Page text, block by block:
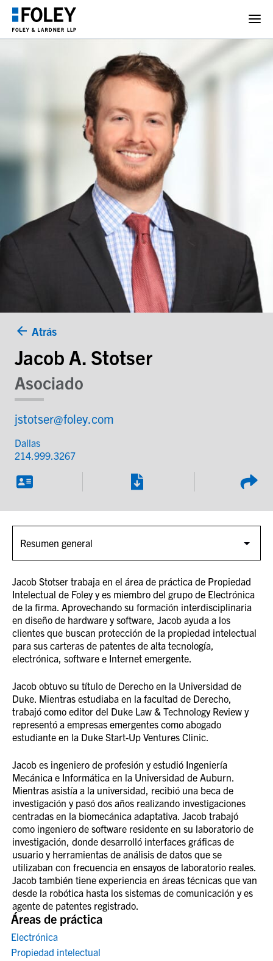
Atrás
Jacob A. Stotser
Asociado
jstotser@foley.com
Dallas
214.999.3267
Áreas de práctica
Electrónica
Propiedad intelectual
Jacob Stotser trabaja en el área de práctica de Propiedad
Intelectual de Foley y es miembro del grupo de Electrónica
de la firma. Aprovechando su formación interdisciplinaria
en diseño de hardware y software, Jacob ayuda a los
clientes que buscan protección de la propiedad intelectual
para sus carteras de patentes de alta tecnología,
electrónica, software e Internet emergente.
Jacob obtuvo su título de Derecho en la Universidad de
Duke. Mientras estudiaba en la facultad de Derecho,
trabajó como editor del Duke Law & Technology Review y
representó a empresas emergentes como abogado
estudiante en la Duke Start-Up Ventures Clinic.
Jacob es ingeniero de profesión y estudió Ingeniería
Mecánica e Informática en la Universidad de Auburn.
Mientras asistía a la universidad, recibió una beca de
investigación y pasó dos años realizando investigaciones
centradas en la biomecánica adaptativa. Jacob trabajó
como ingeniero de software residente en su laboratorio de
investigación, donde desarrolló interfaces gráficas de
usuario y herramientas de análisis de datos que se
utilizaban con frecuencia en ensayos de laboratorio reales.
Jacob también tiene experiencia en áreas técnicas que van
desde la robótica hasta los sistemas de comunicación y es
agente de patentes registrado.